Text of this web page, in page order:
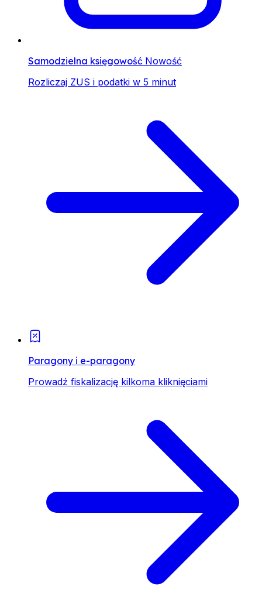
Samodzielna księgowość Nowość
Rozliczaj ZUS i podatki w 5 minut
Paragony i e-paragony
Prowadź fiskalizację kilkoma kliknięciami